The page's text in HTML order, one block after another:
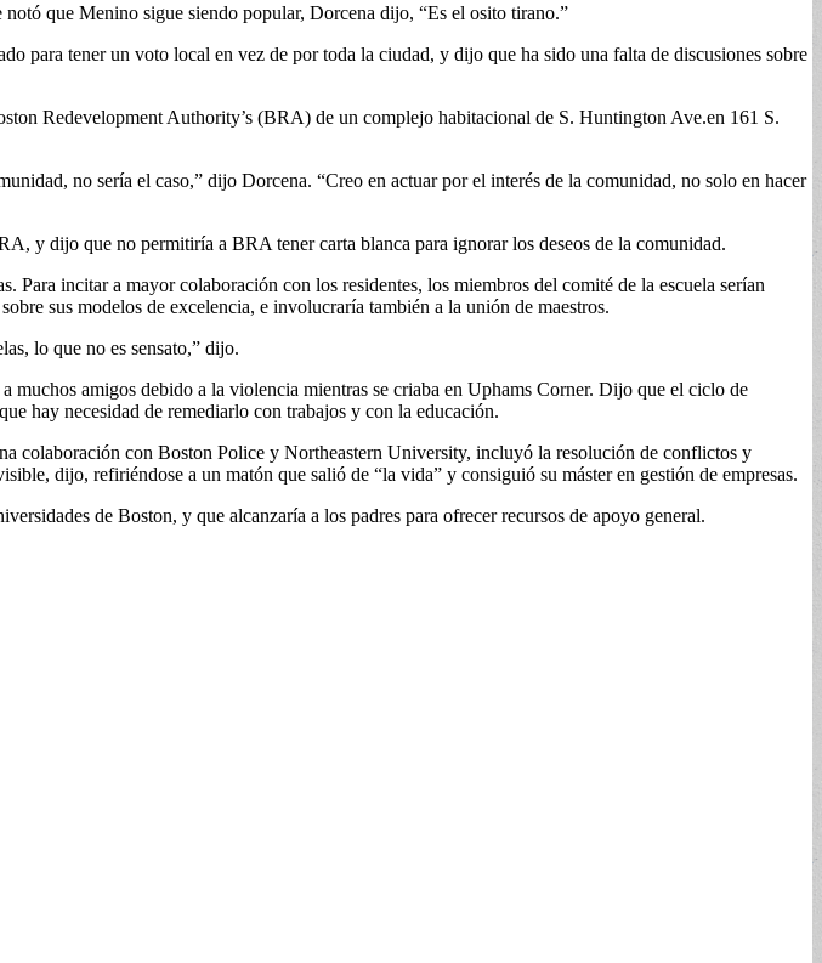
que Menino sigue siendo popular, Dorcena dijo, “Es el osito tirano.”
tener un voto local en vez de por toda la ciudad, y dijo que ha sido una falta de discusiones sobre
Redevelopment Authority’s (BRA) de un complejo habitacional de S. Huntington Ave.en 161 S.
no sería el caso,” dijo Dorcena. “Creo en actuar por el interés de la comunidad, no solo en hacer
y dijo que no permitiría a BRA tener carta blanca para ignorar los deseos de la comunidad.
Para incitar a mayor colaboración con los residentes, los miembros del comité de la escuela serían
sus modelos de excelencia, e involucraría también a la unión de maestros.
lo que no es sensato,” dijo.
muchos amigos debido a la violencia mientras se criaba en Uphams Corner. Dijo que el ciclo de
hay necesidad de remediarlo con trabajos y con la educación.
colaboración con Boston Police y Northeastern University, incluyó la resolución de conflictos y
dijo, refiriéndose a un matón que salió de “la vida” y consiguió su máster en gestión de empresas.
de Boston, y que alcanzaría a los padres para ofrecer recursos de apoyo general.